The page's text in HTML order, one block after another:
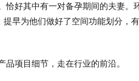
好其中有一对备孕期间的夫妻。
早为他们做好了空间功能划分，
项目细节，走在行业的前沿。